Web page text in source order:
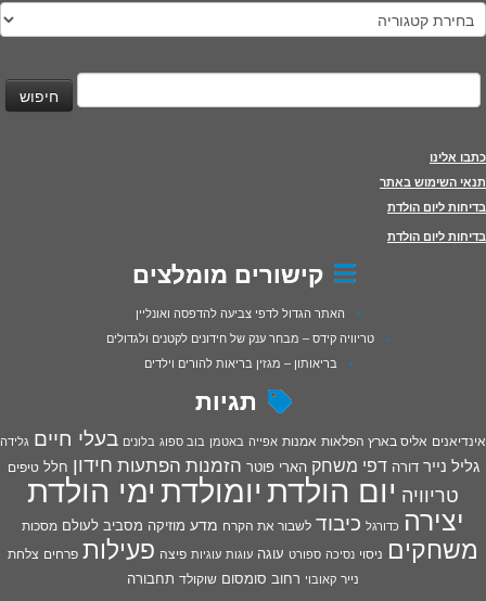
קטגוריות
חיפוש:
כתבו אלינו
תנאי השימוש באתר
בדיחות ליום הולדת
בדיחות ליום הולדת
קישורים מומלצים
האתר הגדול לדפי צביעה להדפסה ואונליין
טריוויה קידס – מבחר ענק של חידונים לקטנים ולגדולים
בריאותון – מגזין בריאות להורים וילדים
תגיות
אינדיאנים אליס בארץ הפלאות אמנות אפייה באטמן בוב ספוג בלונים בעלי חיים גלידה
גליל נייר דורה דפי משחק הארי פוטר הזמנות הפתעות חידון חלל טיפים
טריוויה יום הולדתיומולדתימי הולדת
יצירה כדורגל כיבוד לשבור את הקרח מדע מוזיקה מסביב לעולם מסכות
משחקים ניסוי נסיכה ספורט עוגה עוגות עוגיות פיצה פעילות פרחים צלחת
נייר קאובוי רחוב סומסום שוקולד תחבורה